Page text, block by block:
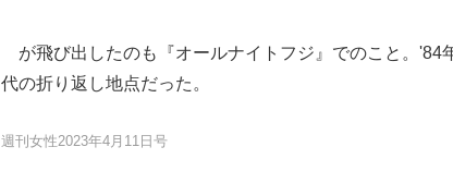
が飛び出したのも『オールナイトフジ』でのこと。'84
代の折り返し地点だった。
週刊女性2023年4月11日号